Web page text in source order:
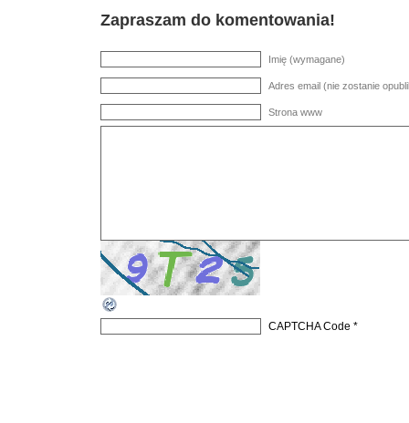
Zapraszam do komentowania!
Imię (wymagane)
Adres email (nie zostanie
Strona www
CAPTCHA Code *